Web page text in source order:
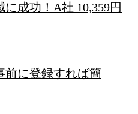
成功！A社 10,359円
前に登録すれば簡